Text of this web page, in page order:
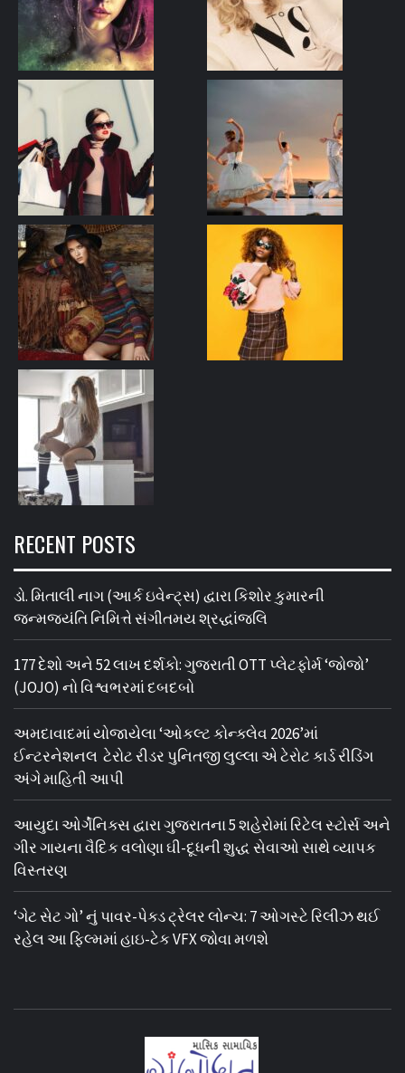
RECENT POSTS
ડો. મિતાલી નાગ (આર્ક ઇવેન્ટ્સ) દ્વારા કિશોર કુમારની
જન્મજયંતિ નિમિત્તે સંગીતમય શ્રદ્ધાંજલિ
177 દેશો અને 52 લાખ દર્શકો: ગુજરાતી OTT પ્લેટફોર્મ ‘જોજો’
(JOJO) નો વિશ્વભરમાં દબદબો
અમદાવાદમાં યોજાયેલા ‘ઓકલ્ટ કોન્ક્લેવ 2026’માં
ઈન્ટરનેશનલ ટેરોટ રીડર પુનિતજી લુલ્લા એ ટેરોટ કાર્ડ રીડિંગ
અંગે માહિતી આપી
આયુદા ઓર્ગેનિક્સ દ્વારા ગુજરાતના 5 શહેરોમાં રિટેલ સ્ટોર્સ અને
ગીર ગાયના વૈદિક વલોણા ઘી-દૂધની શુદ્ધ સેવાઓ સાથે વ્યાપક
વિસ્તરણ
‘ગેટ સેટ ગો’ નું પાવર-પેક્ડ ટ્રેલર લોન્ચ: 7 ઓગસ્ટે રિલીઝ થઈ
રહેલ આ ફિલ્મમાં હાઇ-ટેક VFX જોવા મળશે